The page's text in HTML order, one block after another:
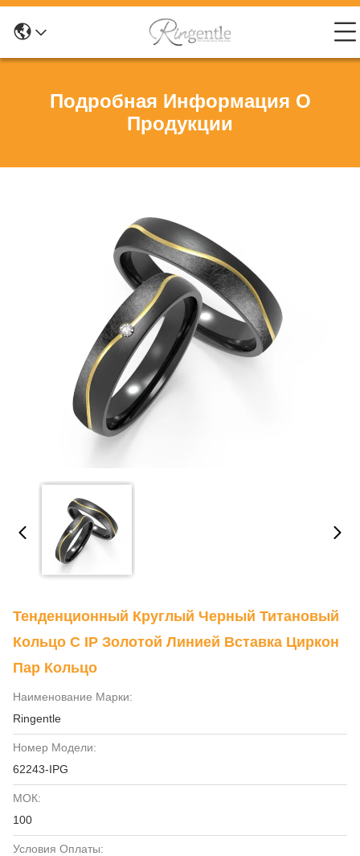
Подробная Информация О
Продукции
Тенденционный Круглый Черный Титановый
Кольцо С IP Золотой Линией Вставка Циркон
Пар Кольцо
Наименование Марки:
Ringentle
Номер Модели:
62243-IPG
МОК:
100
Условия Оплаты: